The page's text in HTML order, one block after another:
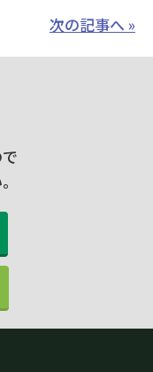
次の記事へ »